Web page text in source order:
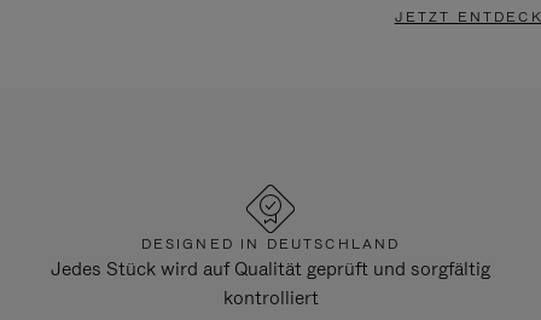
JETZT
DESIGNED IN DEUTSCHLAND
Jedes Stück wird auf Qualität geprüft und sorgfältig
kontrolliert